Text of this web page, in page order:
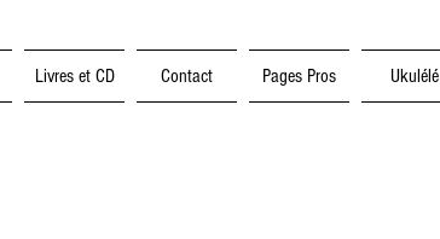
Livres et CD Contact Pages Pros Ukulélé